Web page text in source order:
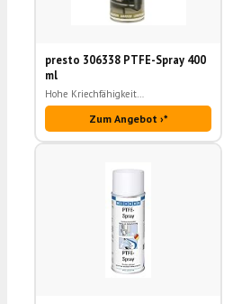
presto 306338 PTFE-Spray 400
ml
Hohe Kriechfähigkeit…
Zum Angebot ›*